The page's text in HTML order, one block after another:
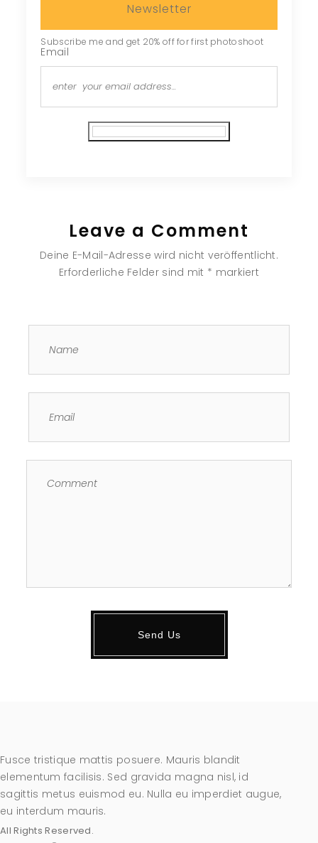
Newsletter
Subscribe me and get 20% off for first photoshoot
Email
Leave a Comment
Deine E-Mail-Adresse wird nicht veröffentlicht.
Erforderliche Felder sind mit * markiert
Fusce tristique mattis posuere. Mauris blandit
elementum facilisis. Sed gravida magna nisl, id
sagittis metus euismod eu. Nulla eu imperdiet augue,
eu interdum mauris.
All Rights Reserved.